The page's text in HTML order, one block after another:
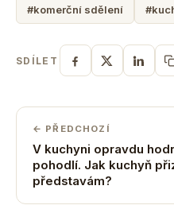
#komerční sdělení
SDÍLET
← PŘEDCHOZÍ
V kuchyni opravdu
pohodlí. Jak kuchyň
představám?